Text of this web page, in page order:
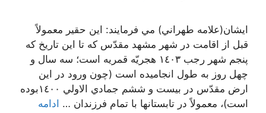
ايشان(علامه طهراني) مي فرمايند: اين حقير معمولاً
قبل از اقامت در شهر مشهد مقدّس كه تا اين تاريخ كه
پنجم شهر رجب ١٤٠٣ هجريّه قمريه است؛ سه سال و
چهل روز به طول انجاميده است (چون ورود در اين
ارض مقدّس در بيست و ششم جمادي الاولي ١٤٠٠بوده
است)، معمولاً در تابستانها با تمام فرزندان … ادامه